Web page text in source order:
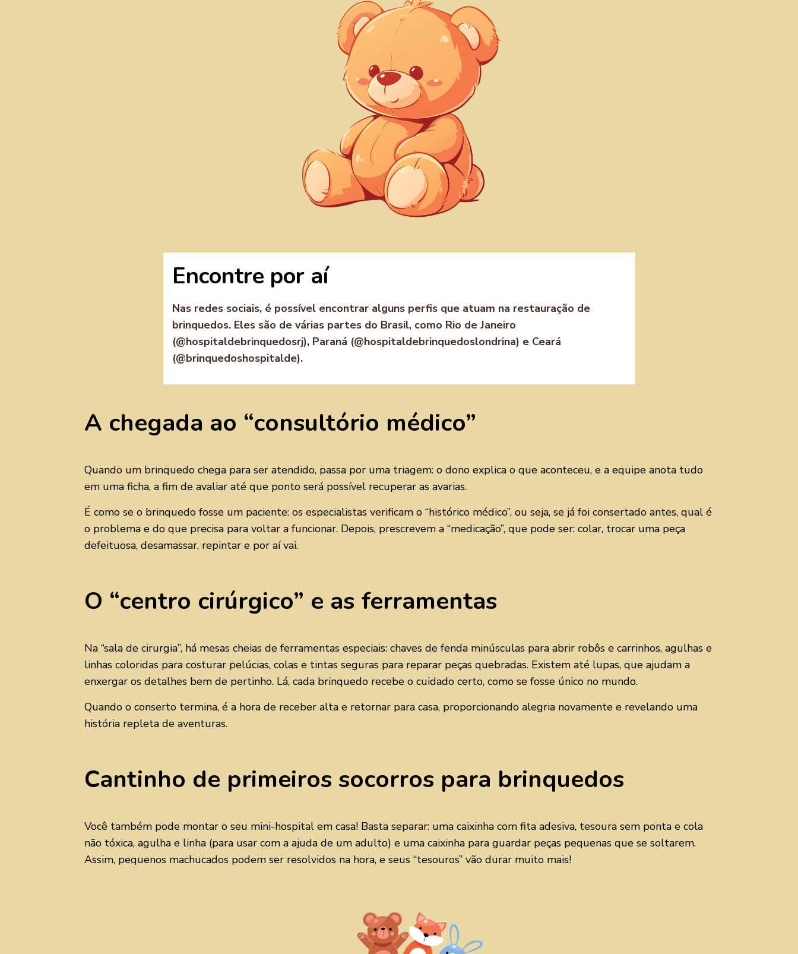
Encontre por aí
Nas redes sociais, é possível encontrar alguns perfis que atuam na restauração de
brinquedos. Eles são de várias partes do Brasil, como Rio de Janeiro
(@hospitaldebrinquedosrj), Paraná (@hospitaldebrinquedoslondrina) e Ceará
(@brinquedoshospitalde).
A chegada ao “consultório médico”
Quando um brinquedo chega para ser atendido, passa por uma triagem: o dono explica o que aconteceu, e a equipe anota tudo
em uma ficha, a fim de avaliar até que ponto será possível recuperar as avarias.
É como se o brinquedo fosse um paciente: os especialistas verificam o “histórico médico”, ou seja, se já foi consertado antes, qual é
o problema e do que precisa para voltar a funcionar. Depois, prescrevem a “medicação”, que pode ser: colar, trocar uma peça
defeituosa, desamassar, repintar e por aí vai.
O “centro cirúrgico” e as ferramentas
Na “sala de cirurgia”, há mesas cheias de ferramentas especiais: chaves de fenda minúsculas para abrir robôs e carrinhos, agulhas e
linhas coloridas para costurar pelúcias, colas e tintas seguras para reparar peças quebradas. Existem até lupas, que ajudam a
enxergar os detalhes bem de pertinho. Lá, cada brinquedo recebe o cuidado certo, como se fosse único no mundo.
Quando o conserto termina, é a hora de receber alta e retornar para casa, proporcionando alegria novamente e revelando uma
história repleta de aventuras.
Cantinho de primeiros socorros para brinquedos
Você também pode montar o seu mini-hospital em casa! Basta separar: uma caixinha com fita adesiva, tesoura sem ponta e cola
não tóxica, agulha e linha (para usar com a ajuda de um adulto) e uma caixinha para guardar peças pequenas que se soltarem.
Assim, pequenos machucados podem ser resolvidos na hora, e seus “tesouros” vão durar muito mais!